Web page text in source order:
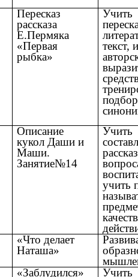
Пересказ
рассказа
Е.Пермяка
«Первая
рыбка»
Учить
текст,
Описание
кукол Даши и
Маши.
Занятие№14
Учить
учить
«Что делает
Наташа»
«Заблудился»
Учить